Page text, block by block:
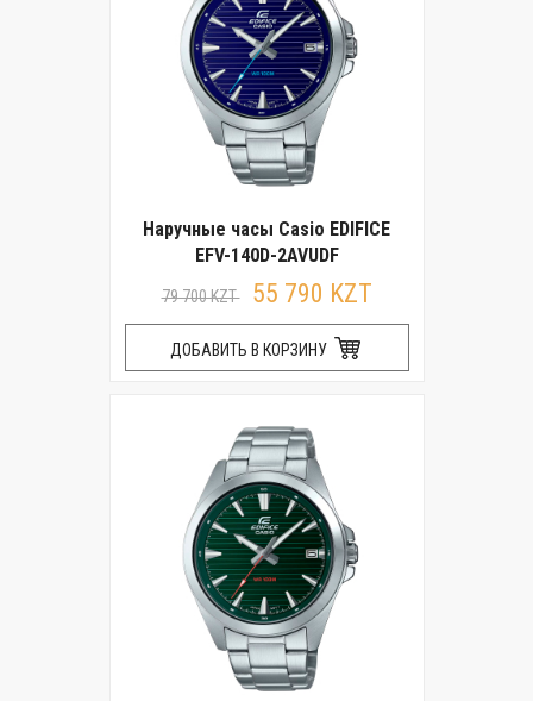
Наручные часы Casio EDIFICE
EFV-140D-2AVUDF
79 700 KZT 55 790 KZT
ДОБАВИТЬ В КОРЗИНУ